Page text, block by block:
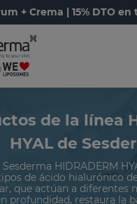
+ Crema | 15% DTO
de la línea
HYAL de
Sesderma HIDRADERM
de ácido hialurónico
que actúan a diferentes
profundidad, restaura la